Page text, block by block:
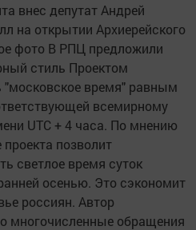
внес депутат Андрей
на открытии Архиерейского
фото В РПЦ предложили
стиль Проектом
"московское время" равным
всемирному
UTC + 4 часа. По мнению
позволит
светлое время суток
осенью. Это сэкономит
россиян. Автор
многочисленные обращения